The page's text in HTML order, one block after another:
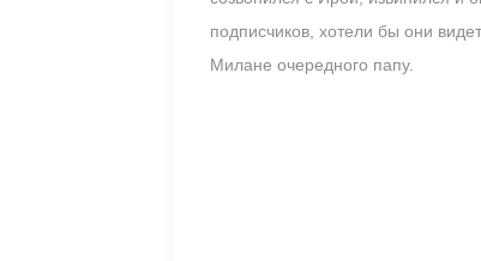
подписчиков, хотели бы они
Милане очередного папу.